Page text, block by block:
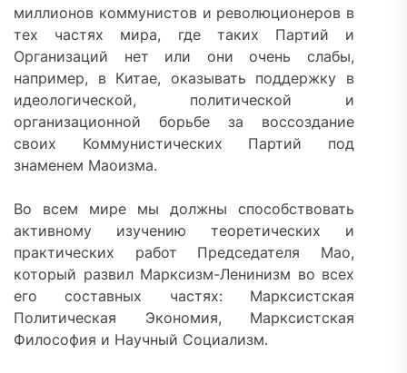
миллионов коммунистов и революционеров в
тех частях мира, где таких Партий и
Организаций нет или они очень слабы,
например, в Китае, оказывать поддержку в
идеологической, политической и
организационной борьбе за воссоздание
своих Коммунистических Партий под
знаменем Маоизма.
Во всем мире мы должны способствовать
активному изучению теоретических и
практических работ Председателя Мао,
который развил Марксизм-Ленинизм во всех
его составных частях: Марксистская
Политическая Экономия, Марксистская
Философия и Научный Социализм.